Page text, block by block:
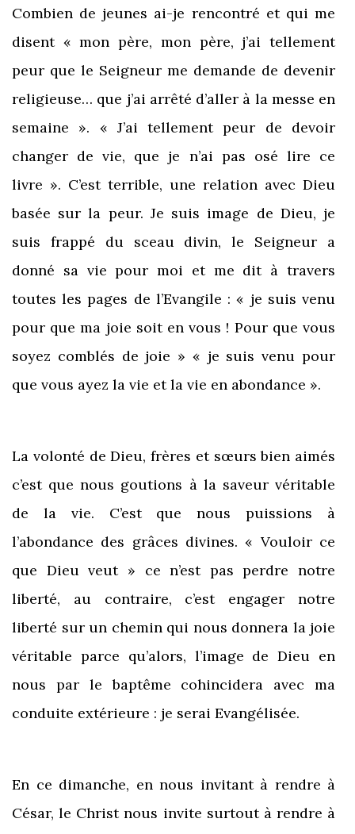
Combien de jeunes ai-je rencontré et qui me
disent « mon père, mon père, j’ai tellement
peur que le Seigneur me demande de devenir
religieuse… que j’ai arrêté d’aller à la messe en
semaine ». « J’ai tellement peur de devoir
changer de vie, que je n’ai pas osé lire ce
livre ». C’est terrible, une relation avec Dieu
basée sur la peur. Je suis image de Dieu, je
suis frappé du sceau divin, le Seigneur a
donné sa vie pour moi et me dit à travers
toutes les pages de l’Evangile : « je suis venu
pour que ma joie soit en vous ! Pour que vous
soyez comblés de joie » « je suis venu pour
que vous ayez la vie et la vie en abondance ».
La volonté de Dieu, frères et sœurs bien aimés
c’est que nous goutions à la saveur véritable
de la vie. C’est que nous puissions à
l’abondance des grâces divines. « Vouloir ce
que Dieu veut » ce n’est pas perdre notre
liberté, au contraire, c’est engager notre
liberté sur un chemin qui nous donnera la joie
véritable parce qu’alors, l’image de Dieu en
nous par le baptême cohincidera avec ma
conduite extérieure : je serai Evangélisée.
En ce dimanche, en nous invitant à rendre à
César, le Christ nous invite surtout à rendre à